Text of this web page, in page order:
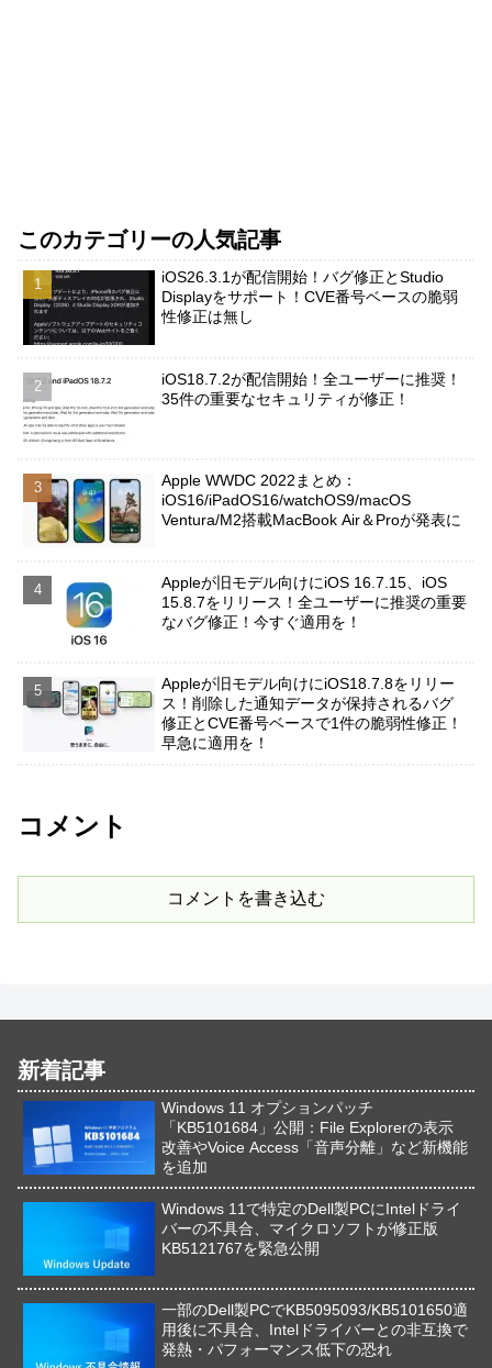
このカテゴリーの人気記事
iOS26.3.1が配信開始！バグ修正とStudio
Displayをサポート！CVE番号ベースの脆弱
性修正は無し
iOS18.7.2が配信開始！全ユーザーに推奨！
35件の重要なセキュリティが修正！
Apple WWDC 2022まとめ：
iOS16/iPadOS16/watchOS9/macOS
Ventura/M2搭載MacBook Air＆Proが発表に
Appleが旧モデル向けにiOS 16.7.15、iOS
15.8.7をリリース！全ユーザーに推奨の重要
なバグ修正！今すぐ適用を！
Appleが旧モデル向けにiOS18.7.8をリリー
ス！削除した通知データが保持されるバグ
修正とCVE番号ベースで1件の脆弱性修正！
早急に適用を！
コメント
コメントを書き込む
新着記事
Windows 11 オプションパッチ
「KB5101684」公開：File Explorerの表示
改善やVoice Access「音声分離」など新機能
を追加
Windows 11で特定のDell製PCにIntelドライ
バーの不具合、マイクロソフトが修正版
KB5121767を緊急公開
一部のDell製PCでKB5095093/KB5101650適
用後に不具合、Intelドライバーとの非互換で
発熱・パフォーマンス低下の恐れ